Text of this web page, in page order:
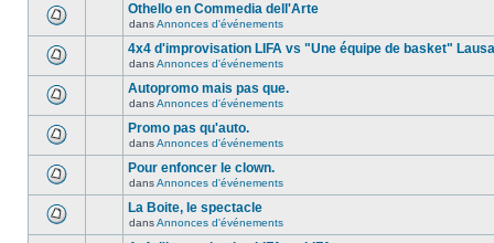
Othello en Commedia dell'Arte
dansAnnonces d'événements
4x4 d'improvisation LIFA vs "Une équipe de basket"
dansAnnonces d'événements
Autopromo mais pas que.
dansAnnonces d'événements
Promo pas qu'auto.
dansAnnonces d'événements
Pour enfoncer le clown.
dansAnnonces d'événements
La Boite, le spectacle
dansAnnonces d'événements